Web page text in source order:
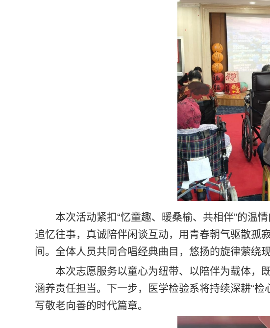
本次活动紧扣“忆童趣、暖桑榆、共相伴”的温
追忆往事，真诚陪伴闲谈互动，用青春朝气驱散孤
间。全体人员共同合唱经典曲目，悠扬的旋律萦绕
本次志愿服务以童心为纽带、以陪伴为载体，
涵养责任担当。下一步，医学检验系将持续深耕“
写敬老向善的时代篇章。